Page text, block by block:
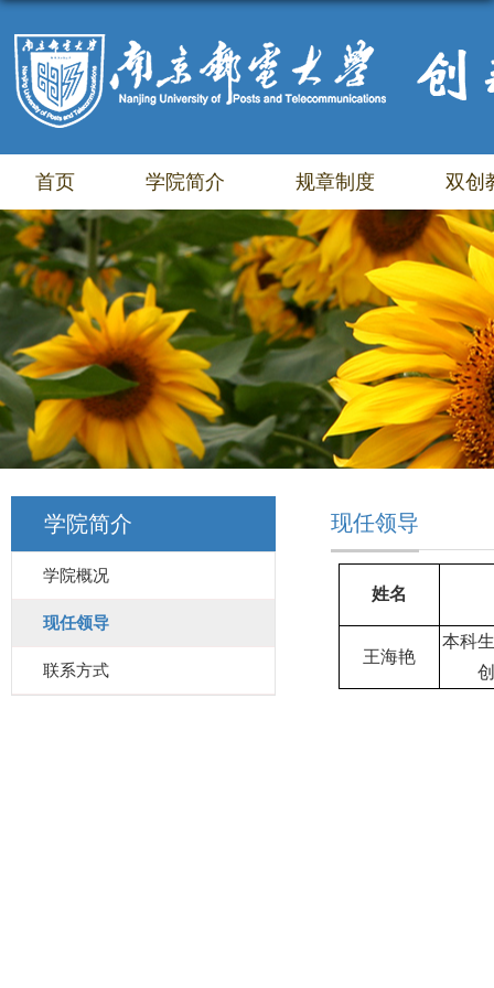
首页 学院简介 规章制度 双创
学院简介
学院概况
现任领导
联系方式
现任领导
姓名
王海艳
本科